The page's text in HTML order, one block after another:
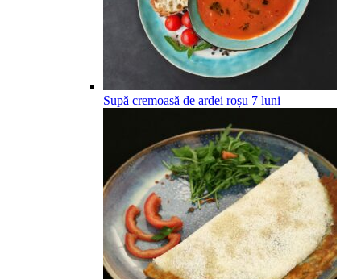
Supă cremoasă de ardei roșu 7 luni